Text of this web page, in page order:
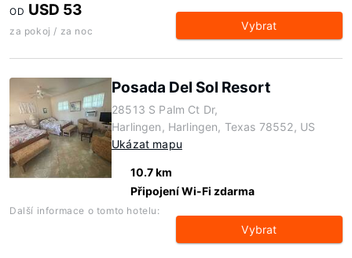
OD USD 53
za pokoj / za noc Vybrat
Posada Del Sol Resort
28513 S Palm Ct Dr,
Harlingen, Harlingen, Texas 78552, US
Ukázat mapu
10.7 km
Připojení Wi-Fi zdarma
Další informace o tomto hotelu:
Vybrat